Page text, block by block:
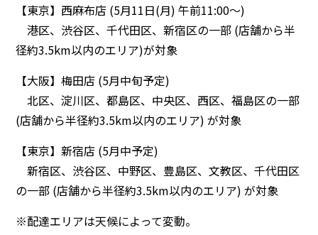
【東京】西麻布店 (5月11日(月) 午前11:00〜)
港区、渋谷区、千代田区、新宿区の一部 (店舗から半
径約3.5km以内のエリア)が対象
【大阪】梅田店 (5月中旬予定)
北区、淀川区、都島区、中央区、西区、福島区の一部
(店舗から半径約3.5km以内のエリア) が対象
【東京】新宿店 (5月中予定)
新宿区、渋谷区、中野区、豊島区、文教区、千代田区
の一部 (店舗から半径約3.5km以内のエリア) が対象
※配達エリアは天候によって変動。